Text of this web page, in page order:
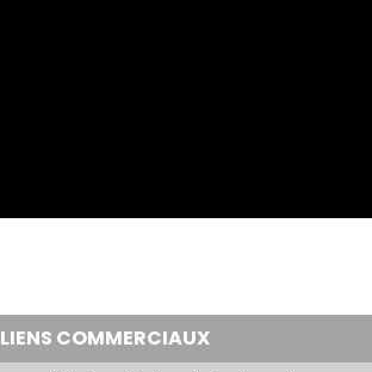
LIENS COMMERCIAUX